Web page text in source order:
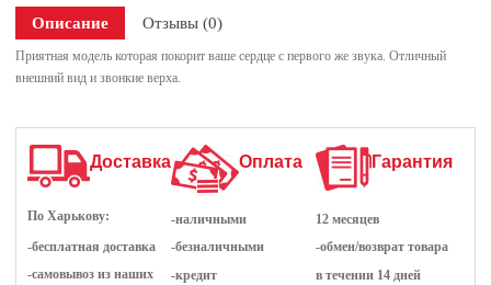
Описание Отзывы (0)
Приятная модель которая покорит ваше сердце с первого же звука. Отличный
внешний вид и звонкие верха.
Доставка
По Харькову:
-бесплатная доставка
-самовывоз из наших
Оплата
-наличными
-безналичными
-кредит
Гарантия
12 месяцев
-обмен/возврат товара
в течении 14 дней